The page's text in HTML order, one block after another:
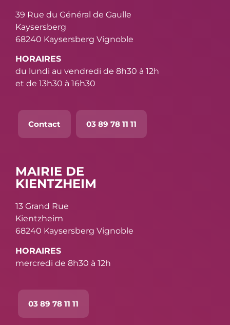
39 Rue du Général de Gaulle
Kaysersberg
68240 Kaysersberg Vignoble
HORAIRES
du lundi au vendredi de 8h30 à 12h
et de 13h30 à 16h30
Contact 03 89 78 11 11
MAIRIE DE
KIENTZHEIM
13 Grand Rue
Kientzheim
68240 Kaysersberg Vignoble
HORAIRES
mercredi de 8h30 à 12h
03 89 78 11 11